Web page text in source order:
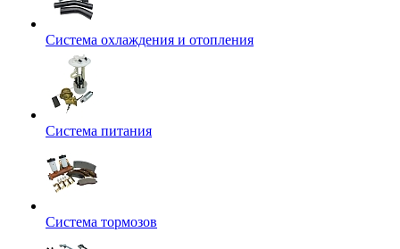
Система охлаждения и отопления
Система питания
Система тормозов